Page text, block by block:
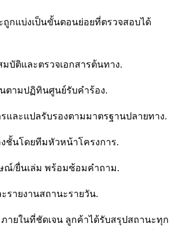
ะถูกแบ่งเป็นขั้นตอนย่อยที่ตรวจสอบได้
บัติและตรวจเอกสารต้นทาง.
ตามปฏิทินศูนย์รับคำร้อง.
รและแปลรับรองตามมาตรฐานปลายทาง.
ชั้นโดยทีมหัวหน้าโครงการ.
ณ์/ยื่นเล่ม พร้อมซ้อมคำถาม.
รายงานสถานะรายวัน.
ายในที่ชัดเจน ลูกค้าได้รับสรุปสถานะทุก